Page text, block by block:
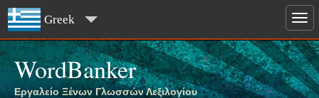
Greek
WordBanker
Εργαλείο Ξένων Γλωσσών Λεξιλογίου